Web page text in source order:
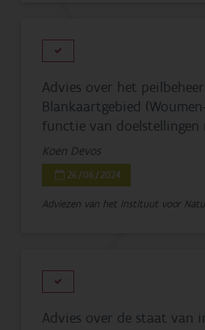
Advies over het
Blankaartgebied
functie van doelstellingen
Koen Devos
26/06/2024
Adviezen van het Instituut voor
Advies over de staat van